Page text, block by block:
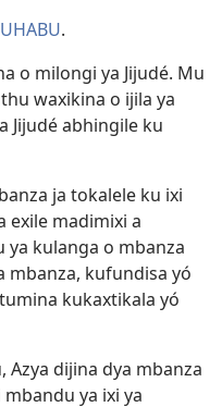
UHABU.
o milongi ya Jijudé. Mu
waxikina o ijila ya
Jijudé abhingile ku
ja tokalele ku ixi
exile madimixi a
ya kulanga o mbanza
mbanza, kufundisa yó
kukaxtikala yó
Azya dijina dya mbanza
ya ixi ya